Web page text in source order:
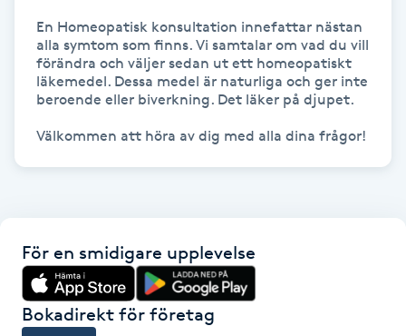
Gelenaglar
Gellack
Gravidmassage
Gruppträning
Gua Sha-massage
En Homeopatisk konsultation innefattar nästan
alla symtom som finns. Vi samtalar om vad du vill
förändra och väljer sedan ut ett homeopatiskt
läkemedel. Dessa medel är naturliga och ger inte
beroende eller biverkning. Det läker på djupet.
Välkommen att höra av dig med alla dina frågor!
För en smidigare upplevelse
Bokadirekt för företag